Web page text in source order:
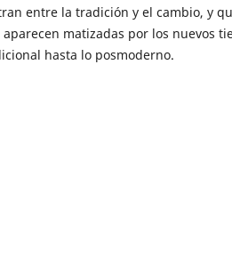
entre la tradición y el cambio, y
matizadas por los nuevos
hasta lo posmoderno.